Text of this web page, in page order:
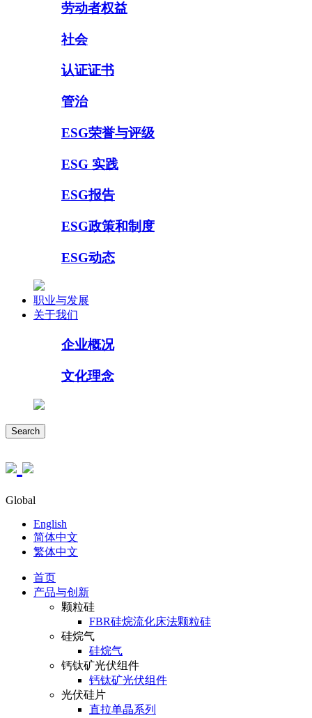
劳动者权益
社会
认证证书
管治
ESG荣誉与评级
ESG 实践
ESG报告
ESG政策和制度
ESG动态
职业与发展
关于我们
企业概况
文化理念
Search
Global
English
简体中文
繁体中文
首页
产品与创新
颗粒硅
FBR硅烷流化床法颗粒硅
硅烷气
硅烷气
钙钛矿光伏组件
钙钛矿光伏组件
光伏硅片
直拉单晶系列